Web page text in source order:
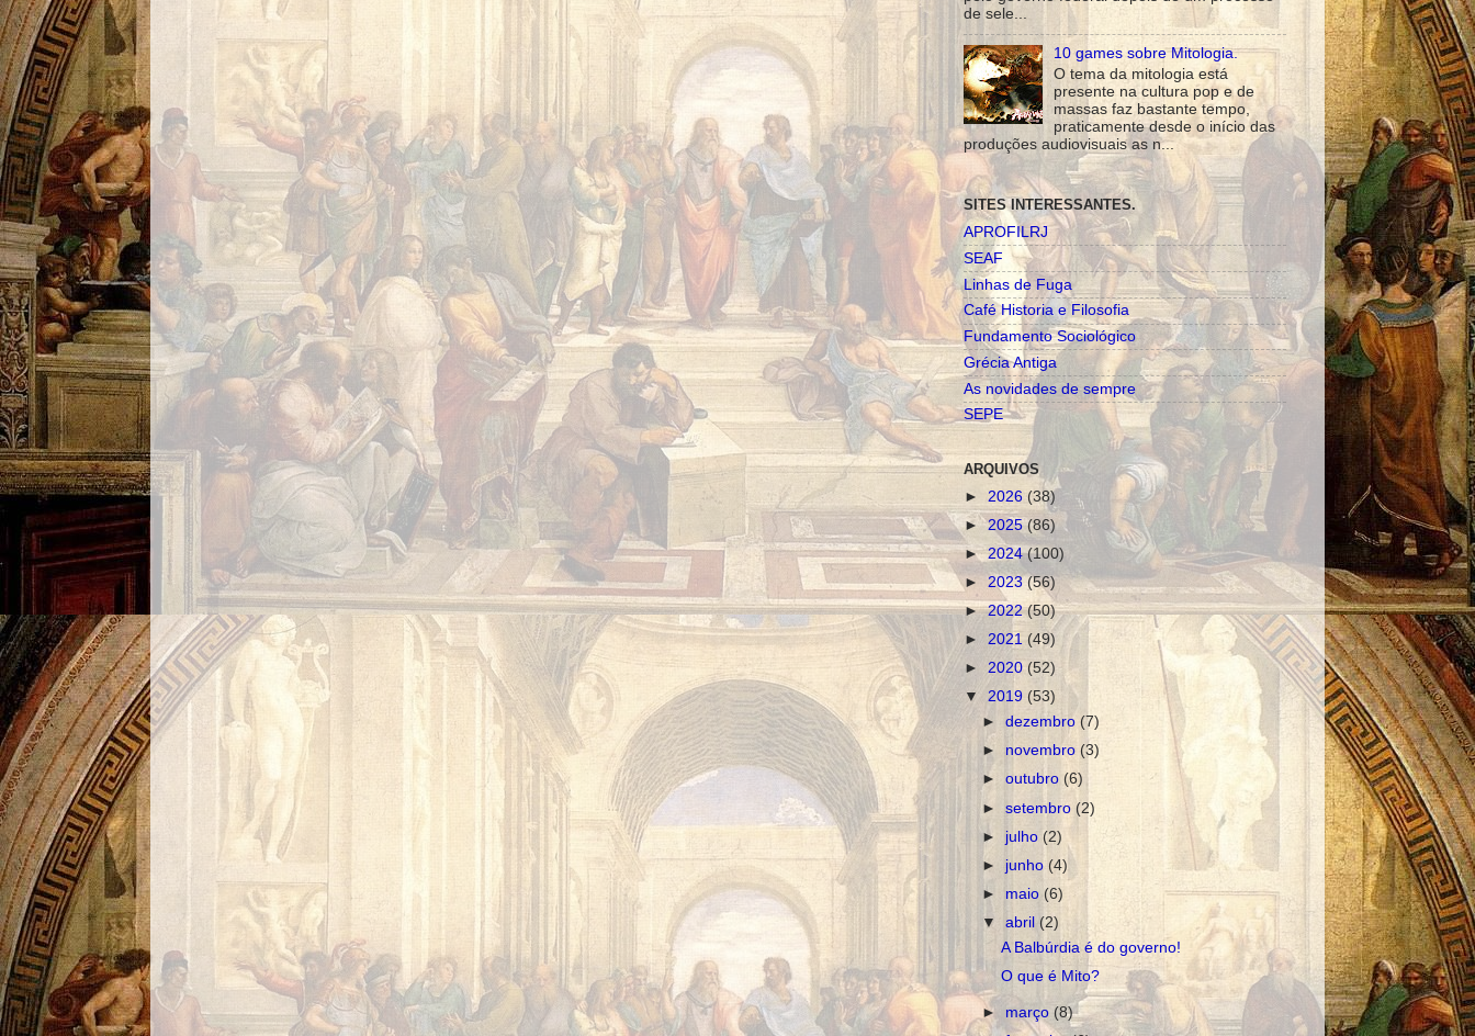
de sele...
10 games sobre Mitologia.
O tema da mitologia está
presente na cultura pop e de
massas faz bastante tempo,
praticamente desde o início das
produções audiovisuais as n...
SITES INTERESSANTES.
APROFILRJ
SEAF
Linhas de Fuga
Café Historia e Filosofia
Fundamento Sociológico
Grécia Antiga
As novidades de sempre
SEPE
ARQUIVOS
► 2026 (38)
►2025(86)
►2024(100)
► 2023 (56)
►2022(50)
► 2021 (49)
► 2020 (52)
▼ 2019 (53)
►dezembro(7)
► novembro(3)
►outubro(6)
►setembro(2)
► julho(2)
► junho (4)
► maio (6)
▼abril (2)
A Balbúrdia é do governo!
O que é Mito?
► março(8)